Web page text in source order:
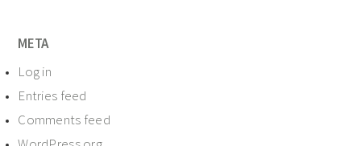
META
Log in
Entries feed
Comments feed